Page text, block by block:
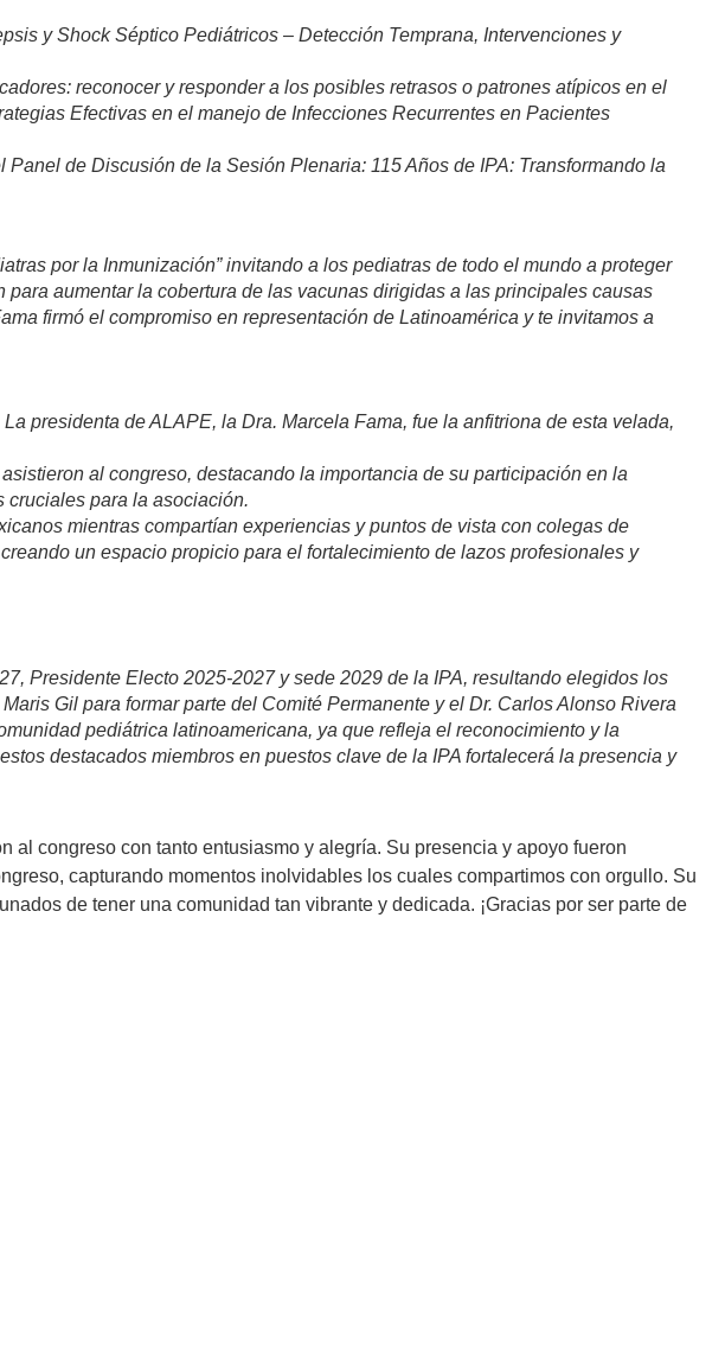
y Shock Séptico Pediátricos – Detección Temprana, Intervenciones y
reconocer y responder a los posibles retrasos o patrones atípicos en el
Efectivas en el manejo de Infecciones Recurrentes en Pacientes
de Discusión de la Sesión Plenaria: 115 Años de IPA: Transformando la
por la Inmunización” invitando a los pediatras de todo el mundo a proteger
aumentar la cobertura de las vacunas dirigidas a las principales causas
firmó el compromiso en representación de Latinoamérica y te invitamos a
presidenta de ALAPE, la Dra. Marcela Fama, fue la anfitriona de esta velada,
al congreso, destacando la importancia de su participación en la
cruciales para la asociación.
mientras compartían experiencias y puntos de vista con colegas de
un espacio propicio para el fortalecimiento de lazos profesionales y
Presidente Electo 2025-2027 y sede 2029 de la IPA, resultando elegidos los
Gil para formar parte del Comité Permanente y el Dr. Carlos Alonso Rivera
pediátrica latinoamericana, ya que refleja el reconocimiento y la
destacados miembros en puestos clave de la IPA fortalecerá la presencia y
congreso con tanto entusiasmo y alegría. Su presencia y apoyo fueron
capturando momentos inolvidables los cuales compartimos con orgullo. Su
de tener una comunidad tan vibrante y dedicada. ¡Gracias por ser parte de